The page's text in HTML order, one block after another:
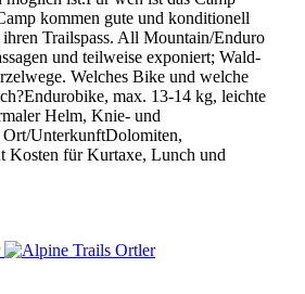
kommen gute und konditionell
Trailspass. All Mountain/Enduro
und teilweise exponiert; Wald-
Welches Bike und welche
max. 13-14 kg, leichte
Helm, Knie- und
UnterkunftDolomiten,
Kosten für Kurtaxe, Lunch und